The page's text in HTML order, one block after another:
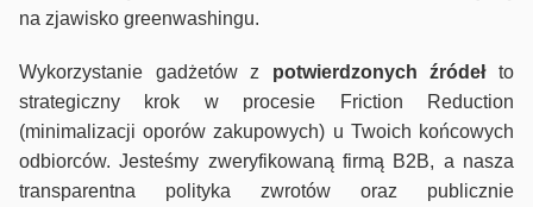
na zjawisko greenwashingu.
Wykorzystanie gadżetów z potwierdzonych źródełto
strategiczny krok w procesie Friction Reduction
(minimalizacji oporów zakupowych) u Twoich końcowych
odbiorców. Jesteśmy zweryfikowaną firmą B2B, a nasza
transparentna polityka zwrotów oraz publicznie